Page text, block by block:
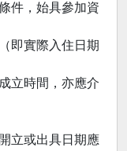
件，始具參加資
即實際入住日期
立時間，亦應介
立或出具日期應